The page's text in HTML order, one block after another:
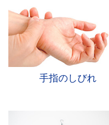
手指のしびれ